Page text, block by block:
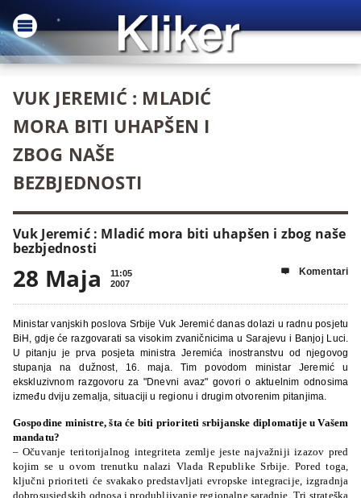
VUK JEREMIĆ : MLADIĆ
MORA BITI UHAPŠEN I
ZBOG NAŠE
BEZBJEDNOSTI
Vuk Jeremić : Mladić mora biti uhapšen i zbog naše
bezbjednosti
28 Maja
11:05
2007
 Komentari
Ministar vanjskih poslova Srbije Vuk Jeremić danas dolazi u radnu posjetu
BiH, gdje će razgovarati sa visokim zvaničnicima u Sarajevu i Banjoj Luci.
U pitanju je prva posjeta ministra Jeremića inostranstvu od njegovog
stupanja na dužnost, 16. maja. Tim povodom ministar Jeremić u
ekskluzivnom razgovoru za "Dnevni avaz" govori o aktuelnim odnosima
između dviju zemalja, situaciji u regionu i drugim otvorenim pitanjima.
Gospodine ministre, šta će biti prioriteti srbijanske diplomatije u Vašem
mandatu?
– Očuvanje teritorijalnog integriteta zemlje jeste najvažniji izazov pred
kojim se u ovom trenutku nalazi Vlada Republike Srbije. Pored toga,
ključni prioriteti će svakako predstavljati evropske integracije, izgradnja
dobrosusjedskih odnosa i produbljivanje regionalne saradnje. Tri strateška